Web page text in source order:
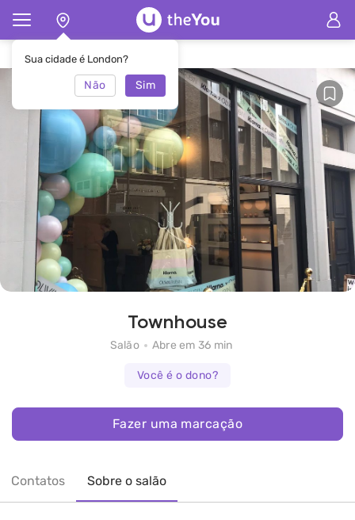
Sua cidade é London?
Não Sim
Principal Salão Townhouse
Townhouse
Salão Abre em 36 min
Você é o dono?
Fazer uma marcação
Contatos Sobre o salão